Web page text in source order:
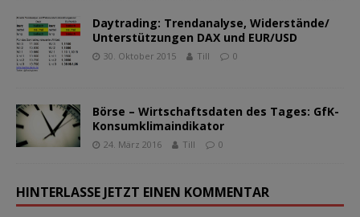
Daytrading: Trendanalyse, Widerstände/
Unterstützungen DAX und EUR/USD
30. Oktober 2015 Till 0
Börse – Wirtschaftsdaten des Tages: GfK-
Konsumklimaindikator
24. März 2016 Till 0
HINTERLASSE JETZT EINEN KOMMENTAR